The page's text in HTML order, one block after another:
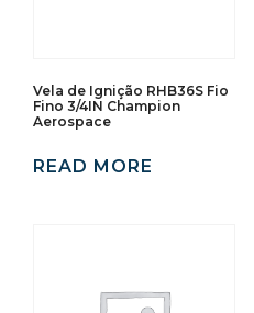
Vela de Ignição RHB36S Fio
Fino 3/4IN Champion
Aerospace
READ MORE